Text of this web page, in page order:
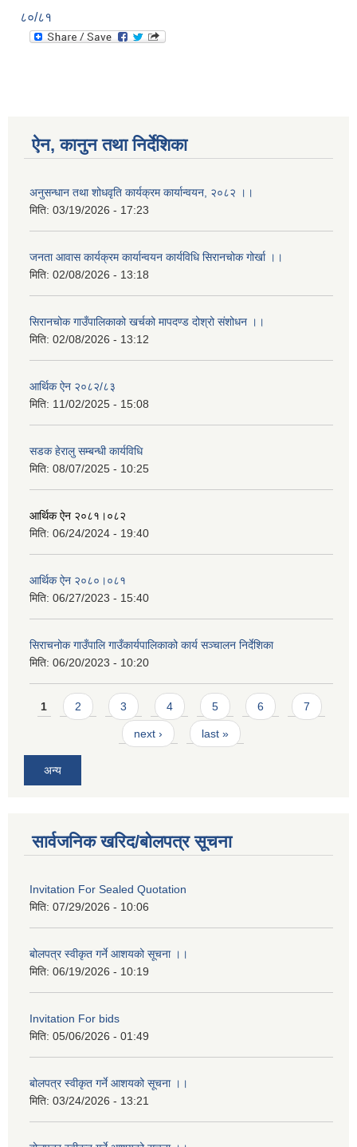
८०/८१
ऐन, कानुन तथा निर्देशिका
अनुसन्धान तथा शोधवृति कार्यक्रम कार्यान्वयन, २०८२ ।।
मिति: 03/19/2026 - 17:23
जनता आवास कार्यक्रम कार्यान्वयन कार्यविधि सिरानचोक गोर्खा ।।
मिति: 02/08/2026 - 13:18
सिरानचोक गाउँपालिकाको खर्चको मापदण्ड दोश्रो संशोधन ।।
मिति: 02/08/2026 - 13:12
आर्थिक ऐन २०८२/८३
मिति: 11/02/2025 - 15:08
सडक हेरालु सम्बन्धी कार्यविधि
मिति: 08/07/2025 - 10:25
आर्थिक ऐन २०८१।०८२
मिति: 06/24/2024 - 19:40
आर्थिक ऐन २०८०।०८१
मिति: 06/27/2023 - 15:40
सिराचनोक गाउँपालि गाउँकार्यपालिकाको कार्य सञ्चालन निर्देशिका
मिति: 06/20/2023 - 10:20
Pages
1 2 3 4 5 6 7
next › last »
अन्य
सार्वजनिक खरिद/बोलपत्र सूचना
Invitation For Sealed Quotation
मिति: 07/29/2026 - 10:06
बोलपत्र स्वीकृत गर्ने आशयको सूचना ।।
मिति: 06/19/2026 - 10:19
Invitation For bids
मिति: 05/06/2026 - 01:49
बोलपत्र स्वीकृत गर्ने आशयको सूचना ।।
मिति: 03/24/2026 - 13:21